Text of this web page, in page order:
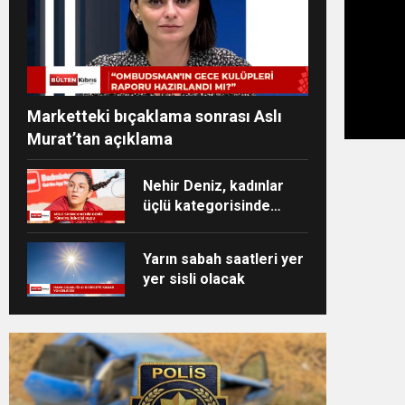
Marketteki bıçaklama sonrası Aslı
Murat’tan açıklama
Nehir Deniz, kadınlar
üçlü kategorisinde
Yarın sabah saatleri yer
yer sisli olacak